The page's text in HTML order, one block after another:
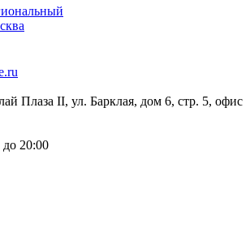
Плаза II, ул. Барклая, дом 6, стр. 5, офис
20:00